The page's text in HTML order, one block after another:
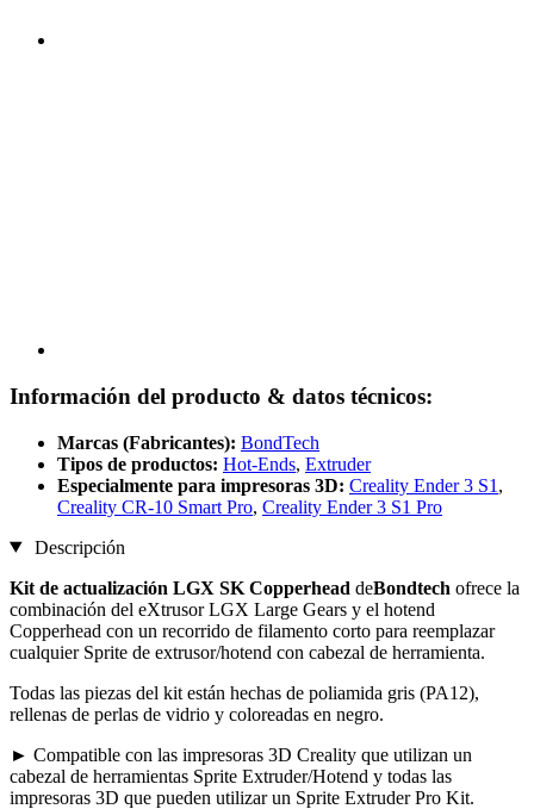
Información del producto & datos técnicos:
Marcas (Fabricantes): BondTech
Tipos de productos: Hot-Ends, Extruder
Especialmente para impresoras 3D: Creality Ender 3 S1 ,
Creality CR-10 Smart Pro, Creality Ender 3 S1 Pro
Descripción
Kit de actualización LGX SK Copperhead deBondtech ofrece la
combinación del eXtrusor LGX Large Gears y el hotend
Copperhead con un recorrido de filamento corto para reemplazar
cualquier Sprite de extrusor/hotend con cabezal de herramienta.
Todas las piezas del kit están hechas de poliamida gris (PA12),
rellenas de perlas de vidrio y coloreadas en negro.
► Compatible con las impresoras 3D Creality que utilizan un
cabezal de herramientas Sprite Extruder/Hotend y todas las
impresoras 3D que pueden utilizar un Sprite Extruder Pro Kit.